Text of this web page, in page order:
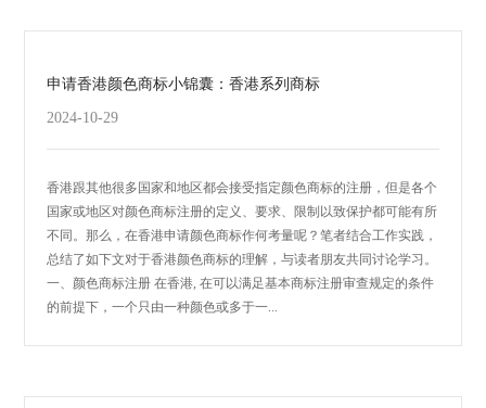
申请香港颜色商标小锦囊：香港系列商标
2024-10-29
香港跟其他很多国家和地区都会接受指定颜色商标的注册，但是各个
国家或地区对颜色商标注册的定义、要求、限制以致保护都可能有所
不同。那么，在香港申请颜色商标作何考量呢？笔者结合工作实践，
总结了如下文对于香港颜色商标的理解，与读者朋友共同讨论学习。
一、颜色商标注册 在香港, 在可以满足基本商标注册审查规定的条件
的前提下，一个只由一种颜色或多于一...